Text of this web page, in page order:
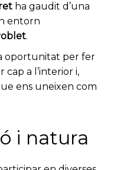
ha gaudit d’una
entorn
.
oportunitat per fer
cap a l’interior i,
ens uneixen com
i natura